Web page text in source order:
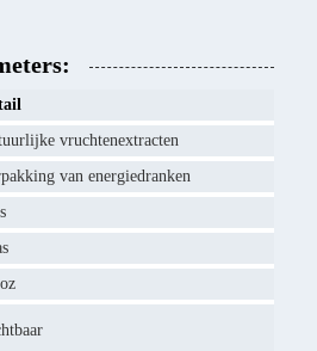
vruchtenextracten
van energiedranken